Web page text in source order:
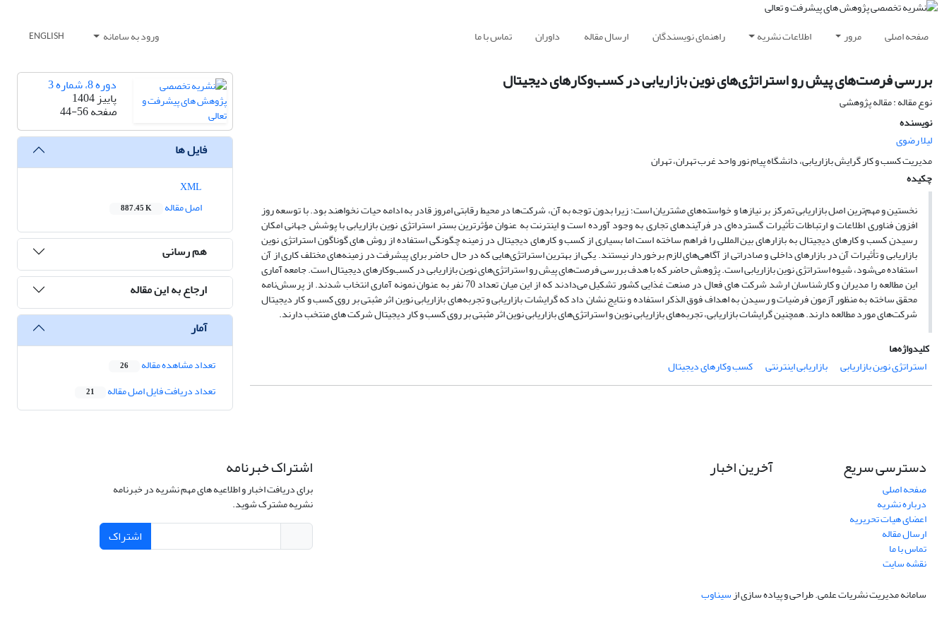
صفحه اصلی مرور اطلاعات نشریه راهنمای نویسندگان ارسال مقاله داوران تماس با ما ورود به سامانه ENGLISH
بررسی فرصت‌های پیش رو استراتژی‌های نوین بازاریابی در کسب‌وکارهای دیجیتال
نوع مقاله : مقاله پژوهشی
نویسنده
لیلا رضوی
مدیریت کسب و کار گرایش بازاریابی، دانشگاه پیام نور واحد غرب تهران، تهران
چکیده
نخستینومهم‌ترین اصلبازاریابیتمرکزبرنیازهاوخواسته‌هایمشتریاناست؛زیرا بدونتوجهبهآن،شرکت‌هادرمحیطرقابتیامروزقادربهادامهحیاتنخواهندبود.با توسعه روز
افزون فناوری اطلاعات و ارتباطات تأثیرات گستردهای در فرآیندهای تجاری به وجود آورده است و اینترنت به عنوان مؤثرترین بستر استراتژی نوین بازاریابی با پوشش جهانی امکان
رسیدن کسب و کارهای دیجیتال به بازارهای بین المللی را فراهم ساخته است اما بسیاری از کسب و کارهای دیجیتال در زمینه چگونگی استفاده از روش های گوناگون استراتژی نوین
بازاریابی و تأثیرات آن در بازارهای داخلی و صادراتی از آگاهیهای لازم برخوردار نیستند. یکی از بهترین استراتژی‌هایی که در حال حاضر برای پیشرفت در زمینه‌های مختلف کاری از آن
استفاده می‌شود، شیوه استراتژی نوین بازاریابی است. پژوهش حاضر که با هدفبررسی فرصت‌های پیش رو استراتژی‌های نوین بازاریابی در کسب‌وکارهای دیجیتالاست. جامعه آماری
این مطالعه را مدیران و کارشناسان ارشد شرکت های فعال در صنعت غذایی کشور تشکیل می‌دادند که از این میان تعداد 70 نفر به عنوان نمونه آماری انتخاب شدند. از پرسش‌نامه
محقق ساخته به منظور آزمون فرضیات و رسیدن به اهداف فوق الذکر استفاده و نتایج نشان داد کهگرایشات بازاریابی و تجربه‌های بازاریابی نوین اثر مثبتی بر روی کسب و کار دیجیتال
شرکت‌های مورد مطالعه دارند. همچنین گرایشات بازاریابی، تجربه‌های بازاریابی نوین و استراتژی‌های بازاریابی نوین اثر مثبتی بر روی کسب و کار دیجیتال شرکت های منتخب دارند.
کلیدواژه‌ها
استراتژی نوین بازاریابی
بازاریابی اینترنتی کسب وکارهای دیجیتال
دوره 8، شماره 3
پاییز 1404
صفحه44-56
فایل ها
اصل مقاله
887.45 K
هم رسانی
ارجاع به این مقاله
آمار
تعداد مشاهده مقاله 26
تعداد دریافت فایل اصل مقاله 21
دسترسی سریع
صفحه اصلی
درباره نشریه
اعضای هیات تحریریه
ارسال مقاله
تماس با ما
نقشه سایت
آخرین اخبار اشتراک خبرنامه
برای دریافت اخبار و اطلاعیه های مهم نشریه در خبرنامه
نشریه مشترک شوید.
اشتراک
سامانه مدیریت نشریات علمی.طراحی و پیاده سازی ازسیناوب